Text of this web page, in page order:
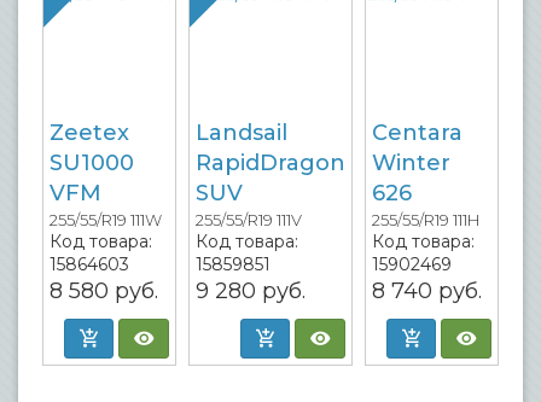
Zeetex
SU1000
VFM
255/55/R19 111W
Код товара:
15864603
8 580 руб.
Landsail
RapidDragon
SUV
255/55/R19 111V
Код товара:
15859851
9 280 руб.
Centara
Winter
626
255/55/R19 111H
Код товара:
15902469
8 740 руб.